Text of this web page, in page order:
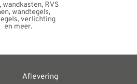
Aflevering